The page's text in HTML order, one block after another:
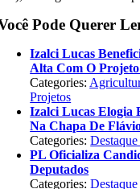
Pode Querer
Izalci Lucas
Alta Com O
Categories:
Projetos
Izalci Lucas Elogia
Na Chapa De
Categories:
PL Oficializa
Deputados
Categories: